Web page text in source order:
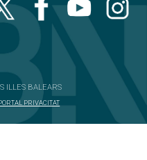
ILLES BALEARS
PRIVACITAT